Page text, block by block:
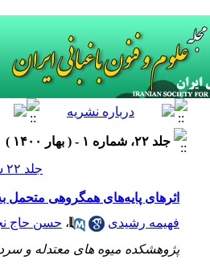
جلد ۲۲، شماره ۱ - ( بهار ۱۴۰۰ )
جلد ۲۲ شماره ۱ صفحات ۱۳۴-۱۱۷
اثرهای پایه‌های همگروهی
فهیمه رشیدی
، حسن حاج
پژوهشکده میوه های معتدله و